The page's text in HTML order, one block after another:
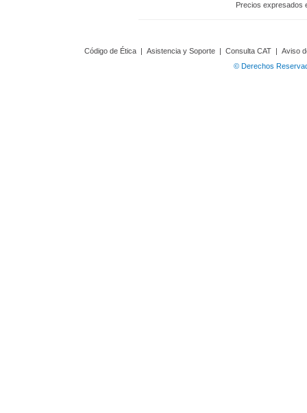
Precios expresados
Código de Ética | Asistencia y Soporte | Consulta CAT | Aviso
© Derechos